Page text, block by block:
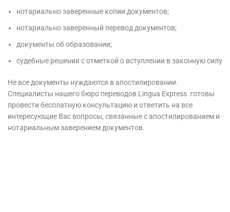
нотариально заверенные копии документов;
нотариально заверенный перевод документов;
документы об образовании;
судебные решения с отметкой о вступлении в законную силу
Не все документы нуждаются в апостилировании.
Специалисты нашего бюро переводов Lingua Express готовы
провести бесплатную консультацию и ответить на все
интересующие Вас вопросы, связанные с апостилированием и
нотариальным заверением документов.